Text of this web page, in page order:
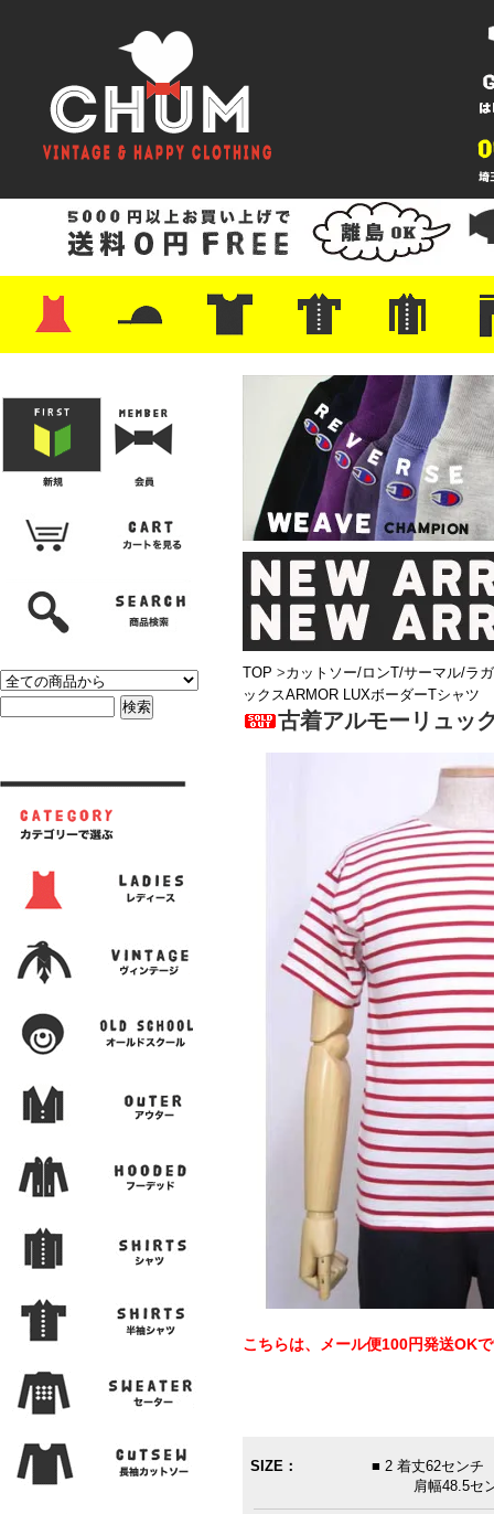
・レザーシューズ/スニーカー
・プリントTシャツ
・バンド/ツアー
・キャラクター
・Nike/adidas/スポーツ
・チャンピオン
・サーフ/スケート
・ボーダー/総柄/無地
・フットボール/リンガー
・タンクトップ/NBA・ポロシャツ
・半袖シャツ
・アロハ/サーフ/ボーリング
・ラルフ/ブランド
・無地/チェック/ストラ
・ワーク/ミリタリー/ウ
・ネル/ウール ・ショ
・アウ
・ジー
・
・ミリ
・コー
・コッ
・オー
・ジャ
ン
TOP >カットソー/ロンT/サーマル/ラ
ックスARMOR LUXボーダーTシャツ
古着アルモーリュッ
こちらは、メール便100円発送OK
SIZE：
■ 2 着丈62センチ
肩幅48.5セン